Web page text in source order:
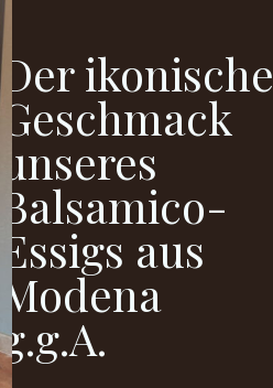
Der ikonische
Geschmack
unseres
Balsamico-
Essigs aus
Modena
g.g.A.